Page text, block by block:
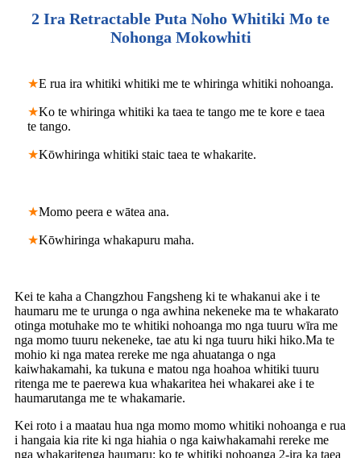
2 Ira Retractable Puta Noho Whitiki Mo te
Nohonga Mokowhiti
★E rua ira whitiki whitiki me te whiringa whitiki nohoanga.
★Ko te whiringa whitiki ka taea te tango me te kore e taea
te tango.
★Kōwhiringa whitiki staic taea te whakarite.
★Momo peera e wātea ana.
★Kōwhiringa whakapuru maha.
Kei te kaha a Changzhou Fangsheng ki te whakanui ake i te
haumaru me te urunga o nga awhina nekeneke ma te whakarato
otinga motuhake mo te whitiki nohoanga mo nga tuuru wīra me
nga momo tuuru nekeneke, tae atu ki nga tuuru hiki hiko.Ma te
mohio ki nga matea rereke me nga ahuatanga o nga
kaiwhakamahi, ka tukuna e matou nga hoahoa whitiki tuuru
ritenga me te paerewa kua whakaritea hei whakarei ake i te
haumarutanga me te whakamarie.
Kei roto i a maatau hua nga momo momo whitiki nohoanga e rua
i hangaia kia rite ki nga hiahia o nga kaiwhakamahi rereke me
nga whakaritenga haumaru: ko te whitiki nohoanga 2-ira ka taea